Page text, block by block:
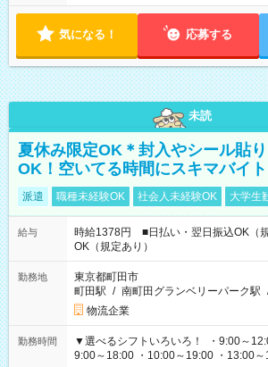
気になる！ 応募する
未読
夏休み限定OK＊封入やシール貼
OK！空いてる時間にスキマバイト
派遣 職種未経験OK 社会人未経験OK 大学生
給与
時給1378円 ■日払い・翌日振込OK（
OK（規定あり）
勤務地
東京都町田市
町田駅 / 南町田グランベリーパーク駅
物流企業
勤務時間
▼選べるシフトいろいろ！ ・9:00～
9:00～18:00 ・10:00～19:00 ・13:00